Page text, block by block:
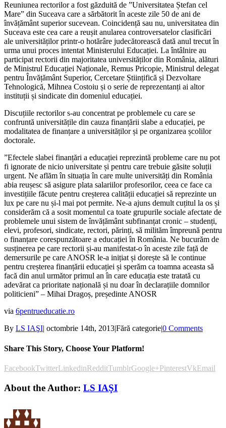
Reuniunea rectorilor a fost găzduită de ”Universitatea Ștefan cel
Mare” din Suceava care a sărbătorit în aceste zile 50 de ani de
învățământ superior sucevean. Coincidență sau nu, universitatea din
Suceava este cea care a reușit anularea controversatelor clasificări
ale universităților printr-o hotărâre judecătorească dată anul trecut în
urma unui proces intentat Ministerului Educației. La întâlnire au
participat rectorii din majoritatea universităților din România, alături
de Ministrul Educației Naționale, Remus Pricopie, Ministrul delegat
pentru Învățământ Superior, Cercetare Științifică și Dezvoltare
Tehnologică, Mihnea Costoiu și o serie de reprezentanți ai altor
instituții și sindicate din domeniul educației.
Discuțiile rectorilor s-au concentrat pe problemele cu care se
confruntă universitățile din cauza finanțării slabe a educației, pe
modalitatea de finanțare a universităților și pe organizarea școlilor
doctorale.
”Efectele slabei finanțări a educației reprezintă probleme care nu pot
fi ignorate de nicio universitate și pentru care trebuie găsite soluții
urgent. Ne aflăm în situația în care multe universități din România
abia reușesc să asigure plata salariilor profesorilor, ceea ce face ca
investițiile făcute pentru creșterea calității educației să reprezinte un
lux pe care nu și-l mai pot permite. Ne-a ajuns demult cuțitul la os și
considerăm că a sosit momentul ca toate grupurile sociale afectate de
problemele unui sistem de învățământ subfinanțat cronic – studenți,
elevi, profesori, sindicate, rectori, părinți, să milităm împreună pentru
o finanțare corespunzătoare a educației în România. Ne bucurăm de
susținerea pe care rectorii și-au manifestat-o în aceste zile față de
demersurile pe care ANOSR le-a inițiat și dorește să le continue
pentru creșterea finanțării educației și sperăm ca toamna aceasta să
facă din anul următor primul an în care educația este tratată cu
adevărat ca prioritate națională și nu doar în declarațiile domnilor
politicieni” – Mihai Dragoș, președinte ANOSR
via 6pentrueducatie.ro
By LS IAŞI| octombrie 14th, 2013|Fără categorie|0 Comments
Share This Story, Choose Your Platform!
FacebookTwitterLinkedinRedditTumblrGoogle+PinterestVkEmail
About the Author: LS IAŞI